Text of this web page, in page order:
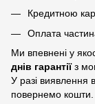
Кредитною
Оплата
Ми впевнені у
днів гарантіїз
У разі виявлення
повернемо кошти.